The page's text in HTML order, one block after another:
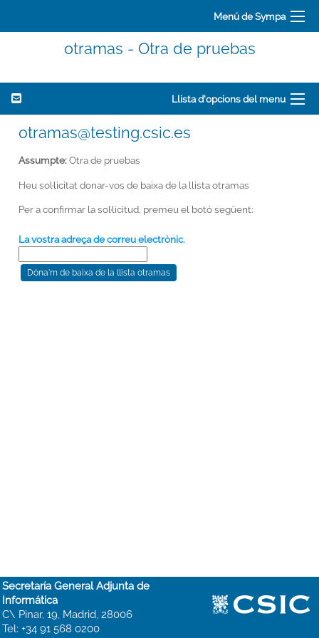
Menú de Sympa
otramas - Otra de pruebas
Llista d'opcions del menu
otramas@testing.csic.es
Assumpte:Otra de pruebas
Heu sol·licitat donar-vos de baixa de la llista otramas
Per a confirmar la sol·licitud, premeu el botó següent:
La vostra adreça de correu electrònic.
Secretaría General Adjunta de
Informática
C\ Pinar, 19, Madrid, 28006
Tel: +34 91 568 0200